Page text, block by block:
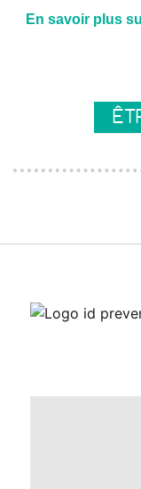
En savoir plus